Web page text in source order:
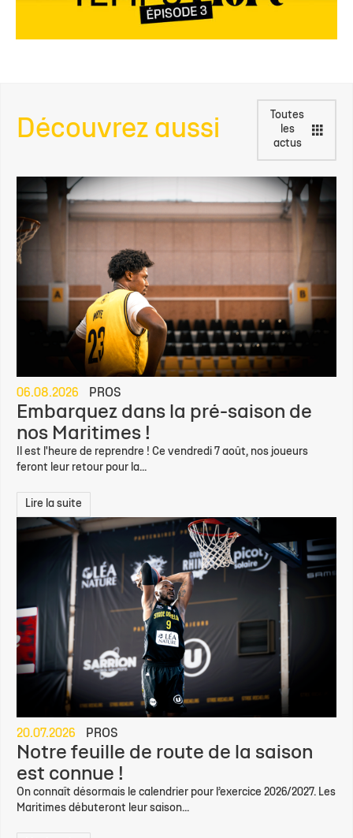
Découvrez aussi
Toutes
les
actus
06.08.2026 PROS
Embarquez dans la pré-saison de
nos Maritimes !
Il est l'heure de reprendre ! Ce vendredi 7 août, nos joueurs
feront leur retour pour la...
Lire la suite
20.07.2026 PROS
Notre feuille de route de la saison
est connue !
On connaît désormais le calendrier pour l’exercice 2026/2027. Les
Maritimes débuteront leur saison...